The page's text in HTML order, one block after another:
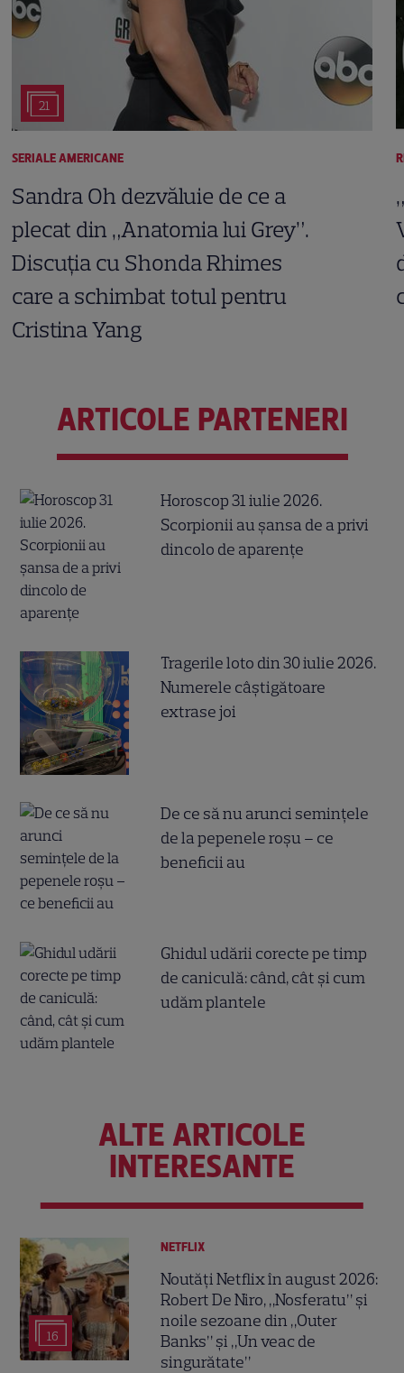
21
SERIALE AMERICANE
Sandra Oh dezvăluie de ce a
plecat din „Anatomia lui Grey”.
Discuția cu Shonda Rhimes
care a schimbat totul pentru
Cristina Yang
ARTICOLE PARTENERI
Horoscop 31 iulie 2026.
Scorpionii au șansa de a privi
dincolo de aparențe
Tragerile loto din 30 iulie 2026.
Numerele câştigătoare
extrase joi
De ce să nu arunci semințele
de la pepenele roșu – ce
beneficii au
Ghidul udării corecte pe timp
de caniculă: când, cât şi cum
udăm plantele
ALTE ARTICOLE
INTERESANTE
16
NETFLIX
Noutăți Netflix în august 2026:
Robert De Niro, „Nosferatu” și
noile sezoane din „Outer
Banks” și „Un veac de
singurătate”